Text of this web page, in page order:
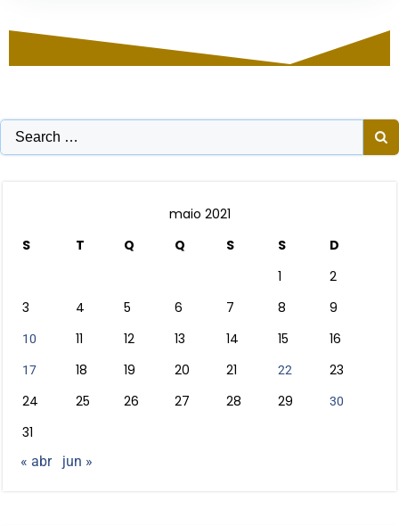
Search
for:
maio 2021
S
T Q Q S S
D
1
2
3
4 5 6 7 8 9
10 11 12 13 14 15 16
17 18 19 20 21 22
23
24
25 26 27 28 29 30
31
« abr jun »